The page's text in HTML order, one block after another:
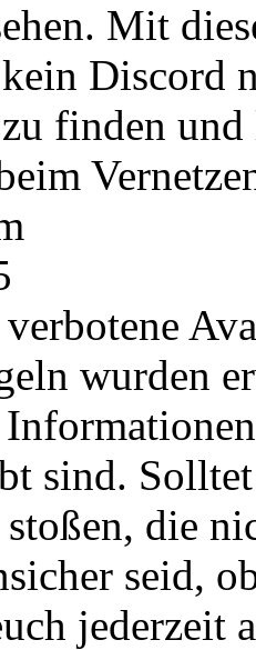
Mit
Discord
finden
wurden
sind.
stoßen, die
seid,
jederzeit